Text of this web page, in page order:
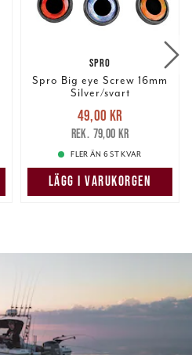
SPRO
Spro Big eye Screw 16mm
Silver/svart
Nuvarande pris
49,00 krTidigare pris
79,00 kr
49,00 kr
79,00 kr
FLER ÄN 6 ST KVAR
LÄGG I VARUKORGEN